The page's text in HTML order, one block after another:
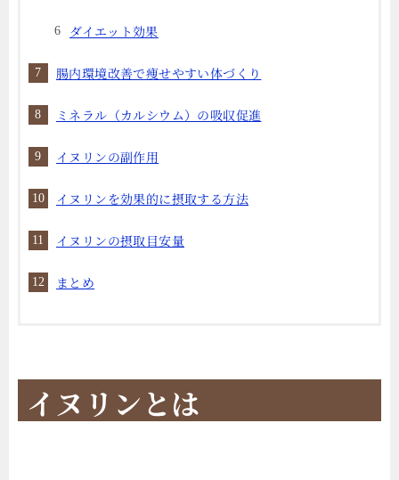
ダイエット効果
腸内環境改善で痩せやすい体づくり
ミネラル（カルシウム）の吸収促進
イヌリンの副作用
イヌリンを効果的に摂取する方法
イヌリンの摂取目安量
まとめ
イヌリンとは